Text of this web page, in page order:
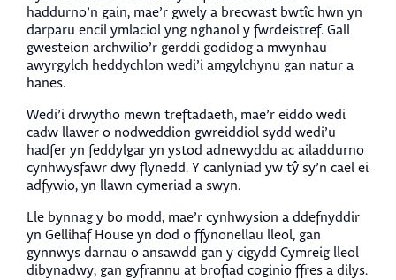
haddurno’n gain, mae’r gwely a brecwast bwtîc hwn yn
darparu encil ymlaciol yng nghanol y fwrdeistref. Gall
gwesteion archwilio’r gerddi godidog a mwynhau
awyrgylch heddychlon wedi’i amgylchynu gan natur a
hanes.
Wedi’i drwytho mewn treftadaeth, mae’r eiddo wedi
cadw llawer o nodweddion gwreiddiol sydd wedi’u
hadfer yn feddylgar yn ystod adnewyddu ac ailaddurno
cynhwysfawr dwy flynedd. Y canlyniad yw tŷ sy’n cael ei
adfywio, yn llawn cymeriad a swyn.
Lle bynnag y bo modd, mae’r cynhwysion a ddefnyddir
yn Gellihaf House yn dod o ffynonellau lleol, gan
gynnwys darnau o ansawdd gan y cigydd Cymreig lleol
dibynadwy, gan gyfrannu at brofiad coginio ffres a dilys.